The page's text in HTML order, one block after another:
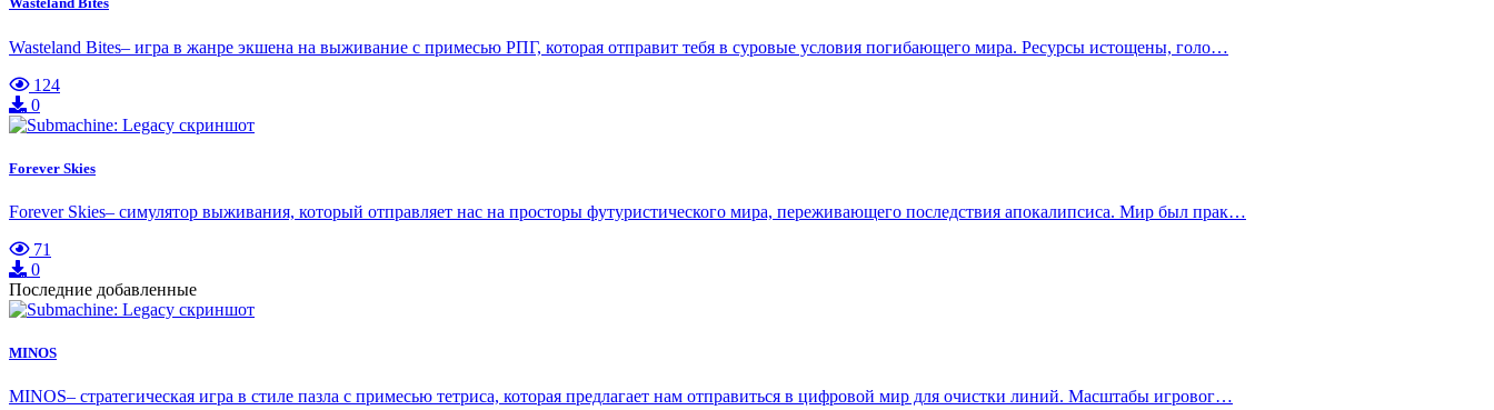
Wasteland Bites– игра в жанре экшена на выживание с примесью РПГ, которая отправит тебя в суровые условия погибающего мира. Ресурсы истощены, голо…
124
0
Forever Skies
Forever Skies– симулятор выживания, который отправляет нас на просторы футуристического мира, переживающего последствия апокалипсиса. Мир был прак…
71
0
Последние добавленные
MINOS
MINOS– стратегическая игра в стиле пазла с примесью тетриса, которая предлагает нам отправиться в цифровой мир для очистки линий. Масштабы игровог…